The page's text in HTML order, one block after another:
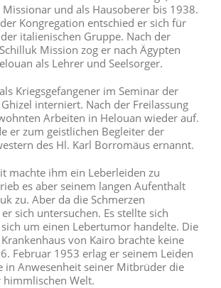
und als Hausoberer bis 1938.
Kongregation entschied er sich für
italienischen Gruppe. Nach der
Mission zog er nach Ägypten
als Lehrer und Seelsorger.
Kriegsgefangener im Seminar der
interniert. Nach der Freilassung
Arbeiten in Helouan wieder auf.
er zum geistlichen Begleiter der
des Hl. Karl Borromäus ernannt.
machte ihm ein Leberleiden zu
es aber seinem langen Aufenthalt
zu. Aber da die Schmerzen
sich untersuchen. Es stellte sich
sich um einen Lebertumor handelte. Die
von Kairo brachte keine
Februar 1953 erlag er seinem Leiden
in Anwesenheit seiner Mitbrüder die
Welt.